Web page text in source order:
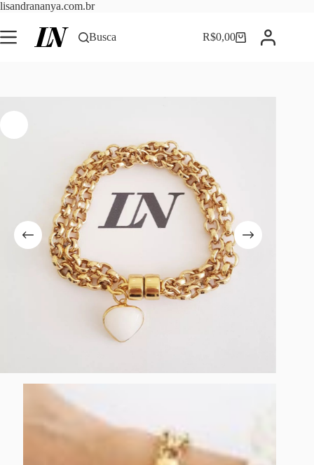
lisandrananya.com.brPular
o
conteúdo
Busca Carrinho
R$0,00